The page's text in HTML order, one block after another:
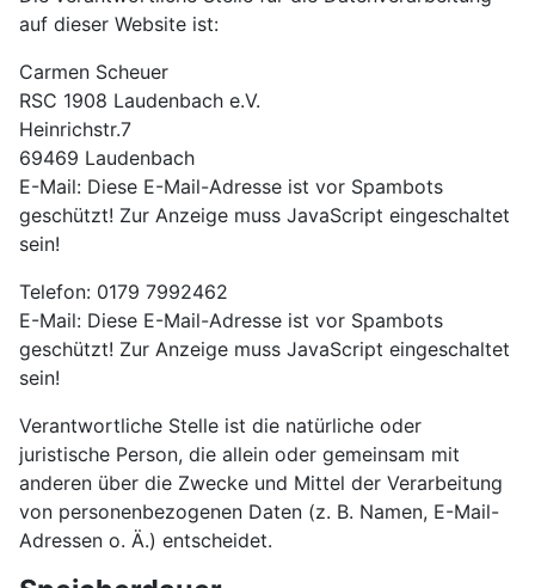
auf dieser Website ist:
Carmen Scheuer
RSC 1908 Laudenbach e.V.
Heinrichstr.7
69469 Laudenbach
E-Mail: Diese E-Mail-Adresse ist vor Spambots
geschützt! Zur Anzeige muss JavaScript eingeschaltet
sein!
Telefon: 0179 7992462
E-Mail: Diese E-Mail-Adresse ist vor Spambots
geschützt! Zur Anzeige muss JavaScript eingeschaltet
sein!
Verantwortliche Stelle ist die natürliche oder
juristische Person, die allein oder gemeinsam mit
anderen über die Zwecke und Mittel der Verarbeitung
von personenbezogenen Daten (z. B. Namen, E-Mail-
Adressen o. Ä.) entscheidet.